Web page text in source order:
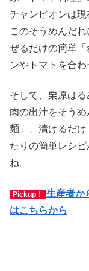
チャンピオンは現
このそうめんだ
ぜるだけの簡単
ンやトマトを合
そして、栗原は
肉の出汁をそう
麺」、漬けるだ
たりの簡単レシ
ね。
Pickup！
生産者か
はこちらから